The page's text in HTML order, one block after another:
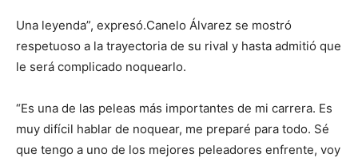
Una leyenda”, expresó.Canelo Álvarez se mostró
respetuoso a la trayectoria de su rival y hasta admitió que
le será complicado noquearlo.
“Es una de las peleas más importantes de mi carrera. Es
muy difícil hablar de noquear, me preparé para todo. Sé
que tengo a uno de los mejores peleadores enfrente, voy